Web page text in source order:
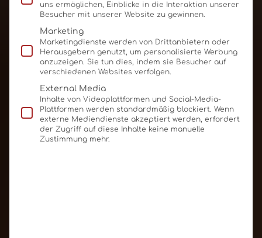
uns ermöglichen, Einblicke in die Interaktion unserer
Besucher mit unserer Website zu gewinnen.
Marketing
Marketingdienste werden von Drittanbietern oder
Herausgebern genutzt, um personalisierte Werbung
anzuzeigen. Sie tun dies, indem sie Besucher auf
verschiedenen Websites verfolgen.
External Media
Inhalte von Videoplattformen und Social-Media-
Plattformen werden standardmäßig blockiert. Wenn
externe Mediendienste akzeptiert werden, erfordert
der Zugriff auf diese Inhalte keine manuelle
Zustimmung mehr.